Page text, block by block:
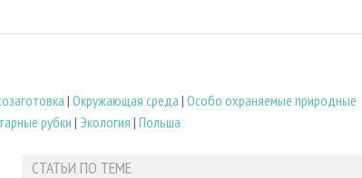
| Окружающая среда | Особо охраняемые природные
рубки | Экология | Польша
СТАТЬИ ПО ТЕМЕ